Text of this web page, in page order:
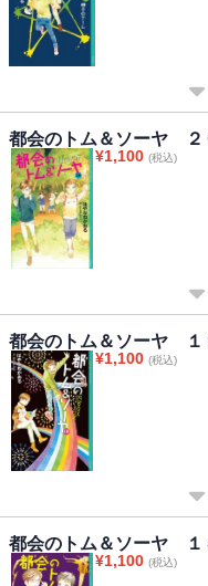
都会のトム＆ソーヤ
¥1,100 (税込)
都会のトム＆ソーヤ
¥1,100 (税込)
都会のトム＆ソーヤ
¥1,100 (税込)